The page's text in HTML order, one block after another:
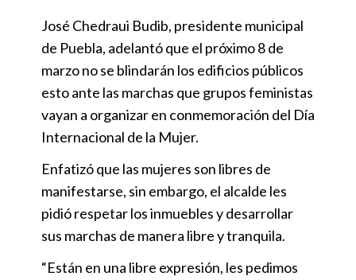
José Chedraui Budib, presidente municipal
de Puebla, adelantó que el próximo 8 de
marzo no se blindarán los edificios públicos
esto ante las marchas que grupos feministas
vayan a organizar en conmemoración del Día
Internacional de la Mujer.
Enfatizó que las mujeres son libres de
manifestarse, sin embargo, el alcalde les
pidió respetar los inmuebles y desarrollar
sus marchas de manera libre y tranquila.
“Están en una libre expresión, les pedimos